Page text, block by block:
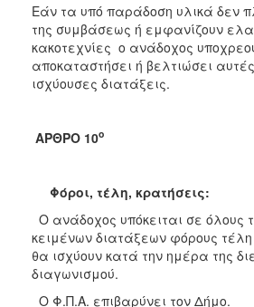
Εάν τα υπό παράδοση υλικά δεν
της συμβάσεως ή εμφανίζουν
κακοτεχνίες ο ανάδοχος
αποκαταστήσει ή βελτιώσει
ισχύουσες διατάξεις.
ΑΡΘΡΟ 10ο
Φόροι, τέλη, κρατήσεις:
Ο ανάδοχος υπόκειται σε όλους
κειμένων διατάξεων φόρους τέλη
θα ισχύουν κατά την ημέρα της
διαγωνισμού.
Ο Φ.Π.Α. επιβαρύνει τον Δήμο.